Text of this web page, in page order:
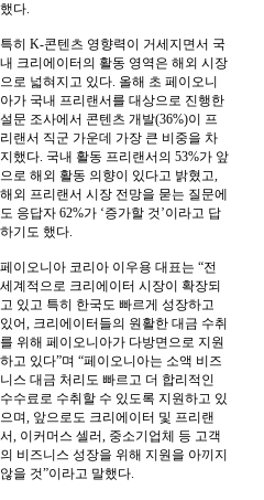
했다.
특히 K-콘텐츠 영향력이 거세지면서 국
내 크리에이터의 활동 영역은 해외 시장
으로 넓혀지고 있다. 올해 초 페이오니
아가 국내 프리랜서를 대상으로 진행한
설문 조사에서 콘텐츠 개발(36%)이 프
리랜서 직군 가운데 가장 큰 비중을 차
지했다. 국내 활동 프리랜서의 53%가 앞
으로 해외 활동 의향이 있다고 밝혔고,
해외 프리랜서 시장 전망을 묻는 질문에
도 응답자 62%가 ‘증가할 것’이라고 답
하기도 했다.
페이오니아 코리아 이우용 대표는 “전
세계적으로 크리에이터 시장이 확장되
고 있고 특히 한국도 빠르게 성장하고
있어, 크리에이터들의 원활한 대금 수취
를 위해 페이오니아가 다방면으로 지원
하고 있다”며 “페이오니아는 소액 비즈
니스 대금 처리도 빠르고 더 합리적인
수수료로 수취할 수 있도록 지원하고 있
으며, 앞으로도 크리에이터 및 프리랜
서, 이커머스 셀러, 중소기업체 등 고객
의 비즈니스 성장을 위해 지원을 아끼지
않을 것”이라고 말했다.